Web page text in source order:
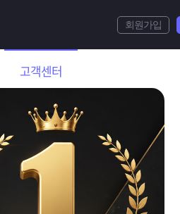
고객센터
회원가입
은꼴사-성인화보